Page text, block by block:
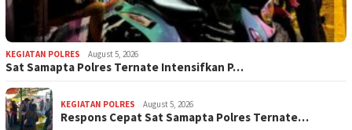
KEGIATAN POLRES August 5, 2026
Sat Samapta Polres Ternate Intensifkan P…
KEGIATAN POLRES August 5, 2026
Respons Cepat Sat Samapta Polres Ternate…